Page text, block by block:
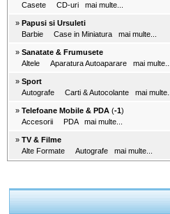
Casete
CD-uri mai multe...
» Papusi si Ursuleti
Barbie
Case in Miniatura mai multe...
» Sanatate & Frumusete
Altele
Aparatura Autoaparare mai multe...
» Sport
Autografe
Carti & Autocolante mai multe...
» Telefoane Mobile & PDA (-1)
Accesorii
PDA mai multe...
» TV & Filme
Alte Formate
Autografe mai multe...